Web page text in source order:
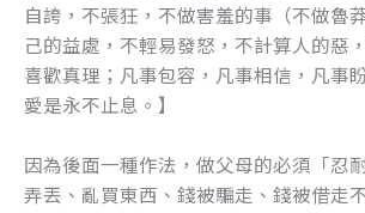
自誇，不張狂，不做害羞的事（不做魯
己的益處，不輕易發怒，不計算人的惡
喜歡真理；凡事包容，凡事相信，凡事
愛是永不止息。】
因為後面一種作法，做父母的必須「忍
弄丟、亂買東西、錢被騙走、錢被借走